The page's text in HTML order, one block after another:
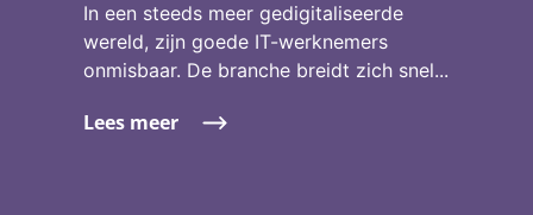
In een steeds meer gedigitaliseerde
wereld, zijn goede IT-werknemers
onmisbaar. De branche breidt zich snel...
Lees meer